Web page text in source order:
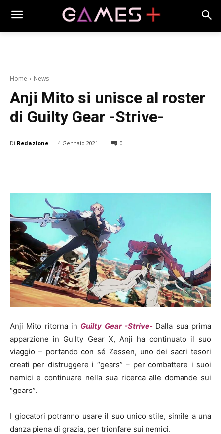
Home News
Anji Mito si unisce al roster
di Guilty Gear -Strive-
Di Redazione - 4 Gennaio 2021 0
Anji Mito ritorna in Guilty Gear -Strive- Dalla sua prima
apparzione in Guilty Gear X, Anji ha continuato il suo
viaggio – portando con sé Zessen, uno dei sacri tesori
creati per distruggere i “gears” – per combattere i suoi
nemici e continuare nella sua ricerca alle domande sui
“gears”.
I giocatori potranno usare il suo unico stile, simile a una
danza piena di grazia, per trionfare sui nemici.